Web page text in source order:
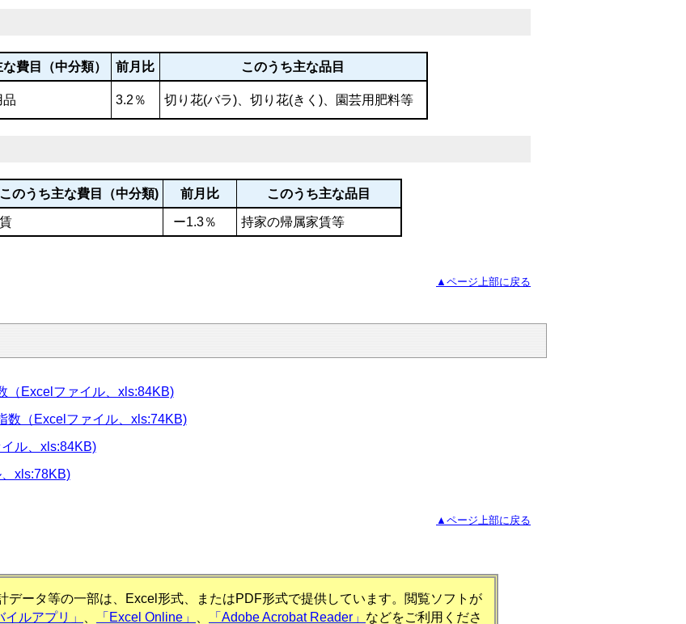
費目（中分類） 前月比 このうち主な品目
品 3.2％ 切り花(バラ)、切り花(きく)、園芸用肥料等
のうち主な費目（中分類) 前月比 このうち主な品目
ー1.3％ 持家の帰属家賃等
▲ページ上部に戻る
（Excelファイル、xls:84KB)
数（Excelファイル、xls:74KB)
ル、xls:84KB)
xls:78KB)
▲ページ上部に戻る
データ等の一部は、Excel形式、またはPDF形式で提供しています。閲覧ソフトが
イルアプリ」 「Excel Online」 「Adobe Acrobat Reader」 などをご利用くださ